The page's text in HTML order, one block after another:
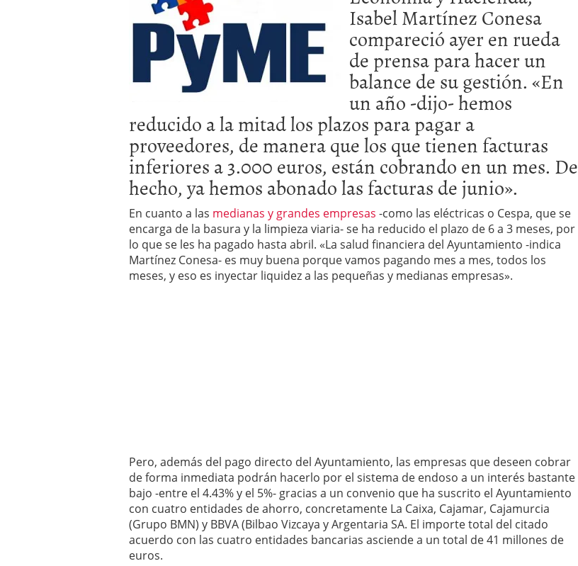
errores
Isabel Martínez Conesa
compareció ayer en rueda
de prensa para hacer un
balance de su gestión. «En
un año -dijo- hemos
reducido a la mitad los plazos para pagar a
proveedores, de manera que los que tienen facturas
inferiores a 3.000 euros, están cobrando en un mes. De
hecho, ya hemos abonado las facturas de junio».
En cuanto a las medianas y grandes empresas -como las eléctricas o Cespa, que se
encarga de la basura y la limpieza viaria- se ha reducido el plazo de 6 a 3 meses, por
lo que se les ha pagado hasta abril. «La salud financiera del Ayuntamiento -indica
Martínez Conesa- es muy buena porque vamos pagando mes a mes, todos los
meses, y eso es inyectar liquidez a las pequeñas y medianas empresas».
Pero, además del pago directo del Ayuntamiento, las empresas que deseen cobrar
de forma inmediata podrán hacerlo por el sistema de endoso a un interés bastante
bajo -entre el 4.43% y el 5%- gracias a un convenio que ha suscrito el Ayuntamiento
con cuatro entidades de ahorro, concretamente La Caixa, Cajamar, Cajamurcia
(Grupo BMN) y BBVA (Bilbao Vizcaya y Argentaria SA. El importe total del citado
acuerdo con las cuatro entidades bancarias asciende a un total de 41 millones de
euros.